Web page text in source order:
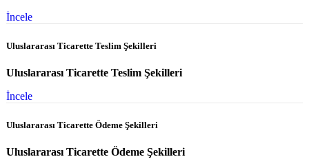
İncele
Uluslararası Ticarette Teslim Şekilleri
Uluslararası Ticarette Teslim Şekilleri
İncele
Uluslararası Ticarette Ödeme Şekilleri
Uluslararası Ticarette Ödeme Şekilleri